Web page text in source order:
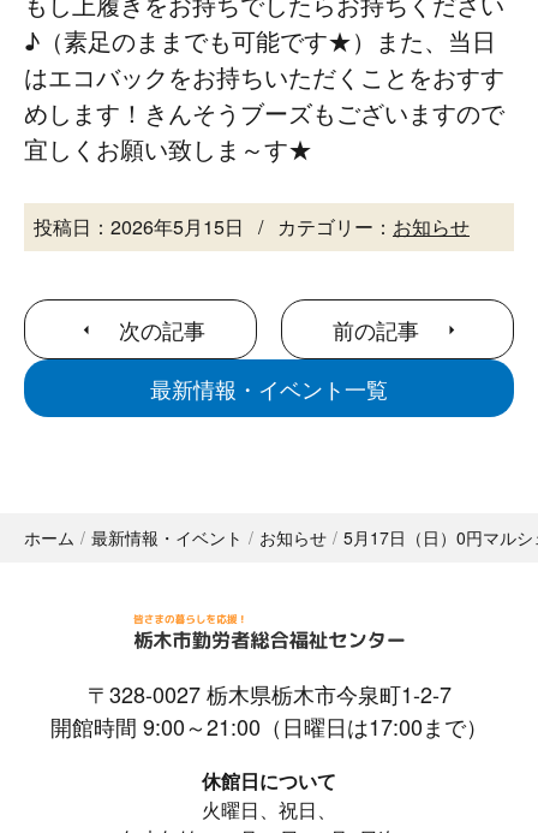
♪（素足のままでも可能です★）また、当日
はエコバックをお持ちいただくことをおすす
めします！きんそうブーズもございますので
宜しくお願い致しま～す★
投稿日：2026年5月15日 カテゴリー： お知らせ
次の記事
前の記事
最新情報・イベント一覧
ホーム 最新情報・イベント お知らせ 5月17日（日）0円マル
〒328-0027 栃木県栃木市今泉町1-2-7
開館時間 9:00～21:00（日曜日は17:00まで）
休館日について
火曜日、祝日、